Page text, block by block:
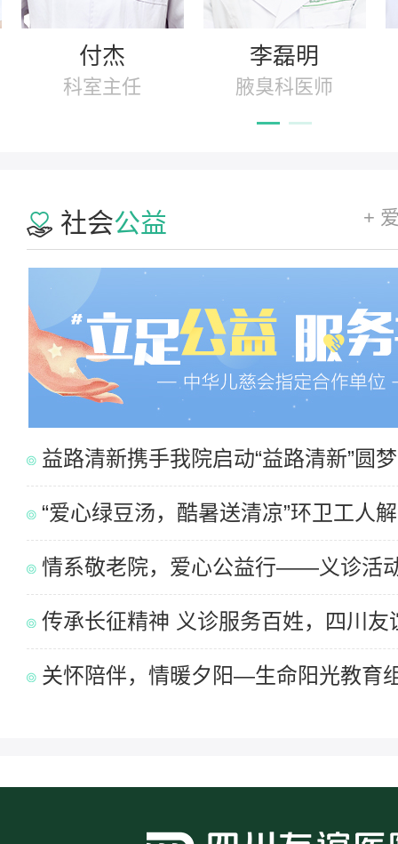
付杰
科室主任
李磊明
腋臭科医师
社会公益 +
益路清新携手我院启动“益路清新”圆
“爱心绿豆汤，酷暑送清凉”环卫工人
情系敬老院，爱心公益行——义诊活
传承长征精神 义诊服务百姓，四川
关怀陪伴，情暖夕阳—生命阳光教育